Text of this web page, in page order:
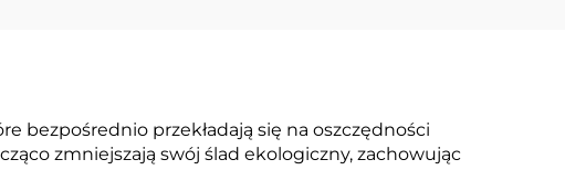
bezpośrednio przekładają się na oszczędności
zmniejszają swój ślad ekologiczny, zachowując